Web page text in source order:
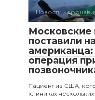
Новости
Московские
поставили
американца:
операция
Пациент из США,
клиниках